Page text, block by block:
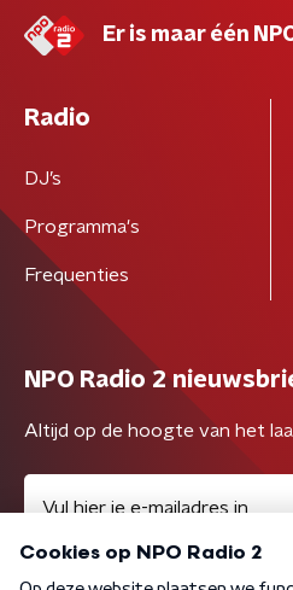
Er is maar één
Radio
DJ’s
Programma's
Frequenties
NPO Radio 2
Altijd op de hoogte van het